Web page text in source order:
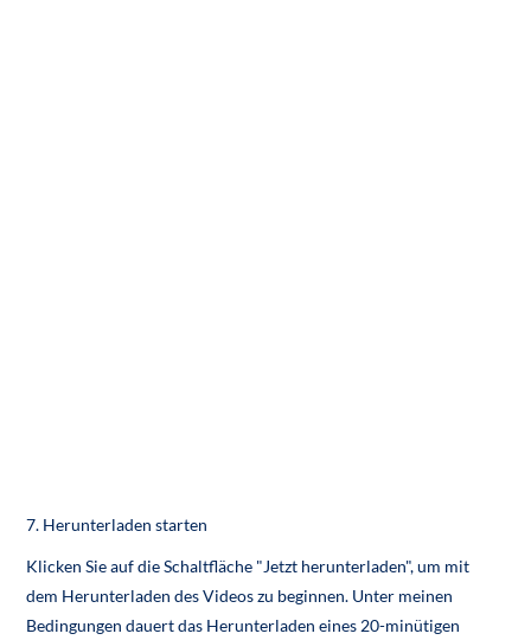
7. Herunterladen starten
Klicken Sie auf die Schaltfläche "Jetzt herunterladen", um mit
dem Herunterladen des Videos zu beginnen. Unter meinen
Bedingungen dauert das Herunterladen eines 20-minütigen